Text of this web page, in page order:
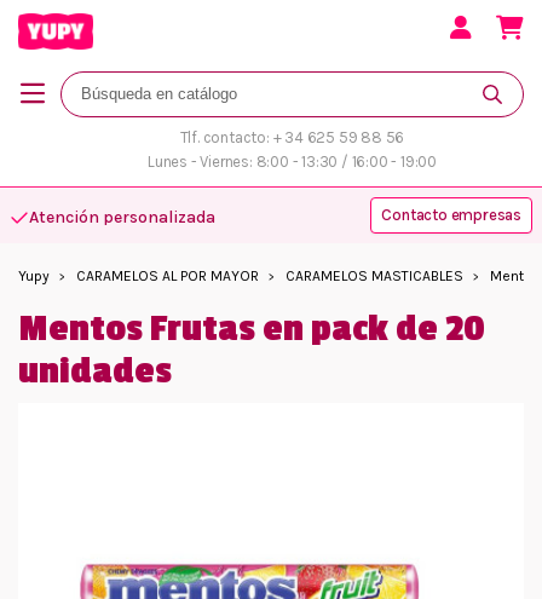
Tlf. contacto: + 34 625 59 88 56
Lunes - Viernes: 8:00 - 13:30 / 16:00 - 19:00
Atención personalizada Contacto empresas
Yupy CARAMELOS AL POR MAYOR CARAMELOS MASTICABLES
Mentos Frutas en pack de 20
unidades